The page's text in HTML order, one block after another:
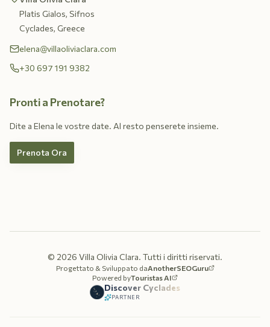
Platis Gialos, Sifnos
Cyclades, Greece
elena@villaoliviaclara.com
+30 697 191 9382
Pronti a Prenotare?
Dite a Elena le vostre date. Al resto penserete insieme.
Prenota Ora
© 2026 Villa Olivia Clara. Tutti i diritti riservati.
Progettato & Sviluppato daAnotherSEOGuru
Powered byTouristas AI
Discover Cyclades
PARTNER